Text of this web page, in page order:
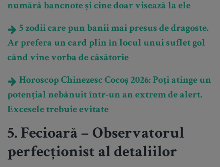
numără bancnote și cine doar visează la ele
5 zodii care pun banii mai presus de dragoste.
Ar prefera un card plin în locul unui suflet gol
când vine vorba de căsătorie
Horoscop Chinezesc Cocoș 2026: Poți atinge un
potențial nebănuit într-un an extrem de alert.
Excesele trebuie evitate
5. Fecioară – Observatorul
perfecționist al detaliilor